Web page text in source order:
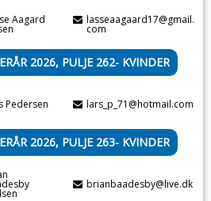
Aagard lasseaagaard17@gmail.
com
2026, PULJE 262- KVINDER
Pedersen lars_p_71@hotmail.com
2026, PULJE 263- KVINDER
brianbaadesby@live.dk